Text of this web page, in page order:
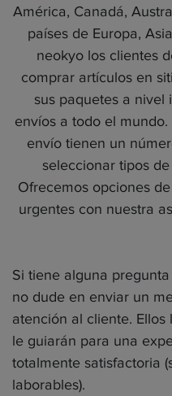
América, Canadá,
países de Europa,
neokyo los clientes
comprar artículos en
sus paquetes a nivel
envíos a todo el
envío tienen un
seleccionar tipos
Ofrecemos opciones
urgentes con nuestra
Si tiene alguna
no dude en enviar un
atención al cliente.
le guiarán para una
totalmente satisfactoria
laborables).